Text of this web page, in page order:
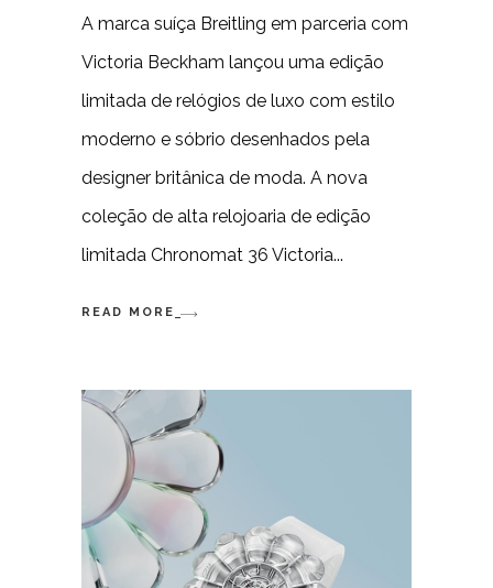
A marca suíça Breitling em parceria com
Victoria Beckham lançou uma edição
limitada de relógios de luxo com estilo
moderno e sóbrio desenhados pela
designer britânica de moda. A nova
coleção de alta relojoaria de edição
limitada Chronomat 36 Victoria
READ MORE